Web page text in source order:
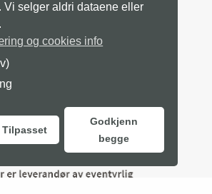
fotografer, trykket i Norge.
av hvert bilde, trykket på bestilling.
3-8 arb dager + levering.
Vi selger aldri dataene eller
og cookies info
Tilpasset
Godkjenn
begge